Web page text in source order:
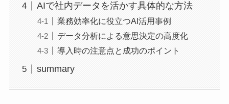
AIで社内データを活かす具体的な方法
業務効率化に役立つAI活用事例
データ分析による意思決定の高度化
導入時の注意点と成功のポイント
summary